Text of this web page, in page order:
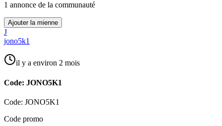
1 annonce de la communauté
Ajouter la mienne
J
jono5k1
il y a environ 2 mois
Code: JONO5K1
Code: JONO5K1
Code promo